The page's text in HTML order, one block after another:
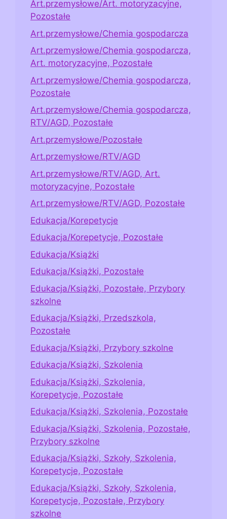
Art.przemysłowe/Art. motoryzacyjne,
Pozostałe
Art.przemysłowe/Chemia gospodarcza
Art.przemysłowe/Chemia gospodarcza,
Art. motoryzacyjne, Pozostałe
Art.przemysłowe/Chemia gospodarcza,
Pozostałe
Art.przemysłowe/Chemia gospodarcza,
RTV/AGD, Pozostałe
Art.przemysłowe/Pozostałe
Art.przemysłowe/RTV/AGD
Art.przemysłowe/RTV/AGD, Art.
motoryzacyjne, Pozostałe
Art.przemysłowe/RTV/AGD, Pozostałe
Edukacja/Korepetycje
Edukacja/Korepetycje, Pozostałe
Edukacja/Książki
Edukacja/Książki, Pozostałe
Edukacja/Książki, Pozostałe, Przybory
szkolne
Edukacja/Książki, Przedszkola,
Pozostałe
Edukacja/Książki, Przybory szkolne
Edukacja/Książki, Szkolenia
Edukacja/Książki, Szkolenia,
Korepetycje, Pozostałe
Edukacja/Książki, Szkolenia, Pozostałe
Edukacja/Książki, Szkolenia, Pozostałe,
Przybory szkolne
Edukacja/Książki, Szkoły, Szkolenia,
Korepetycje, Pozostałe
Edukacja/Książki, Szkoły, Szkolenia,
Korepetycje, Pozostałe, Przybory
szkolne